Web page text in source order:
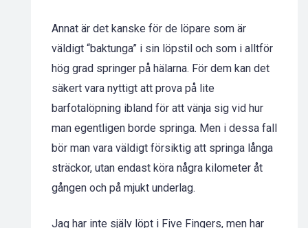
Annat är det kanske för de löpare som är
väldigt “baktunga” i sin löpstil och som i alltför
hög grad springer på hälarna. För dem kan det
säkert vara nyttigt att prova på lite
barfotalöpning ibland för att vänja sig vid hur
man egentligen borde springa. Men i dessa fall
bör man vara väldigt försiktig att springa långa
sträckor, utan endast köra några kilometer åt
gången och på mjukt underlag.
Jag har inte själv löpt i Five Fingers, men har